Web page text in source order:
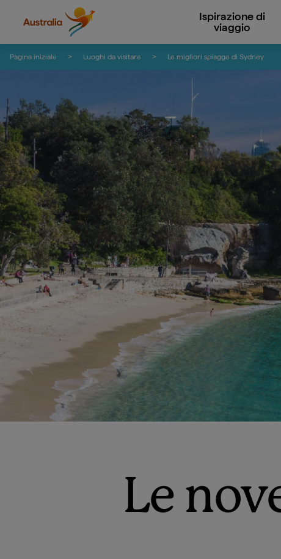
Ispirazione di
viaggio
Pagina iniziale Luoghi da visitare Le migliori spiagge di Sydney
Le